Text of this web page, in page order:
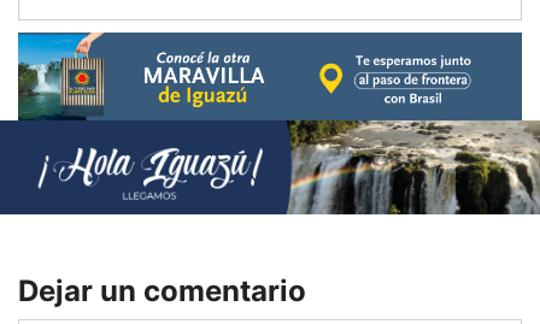
Dejar un comentario